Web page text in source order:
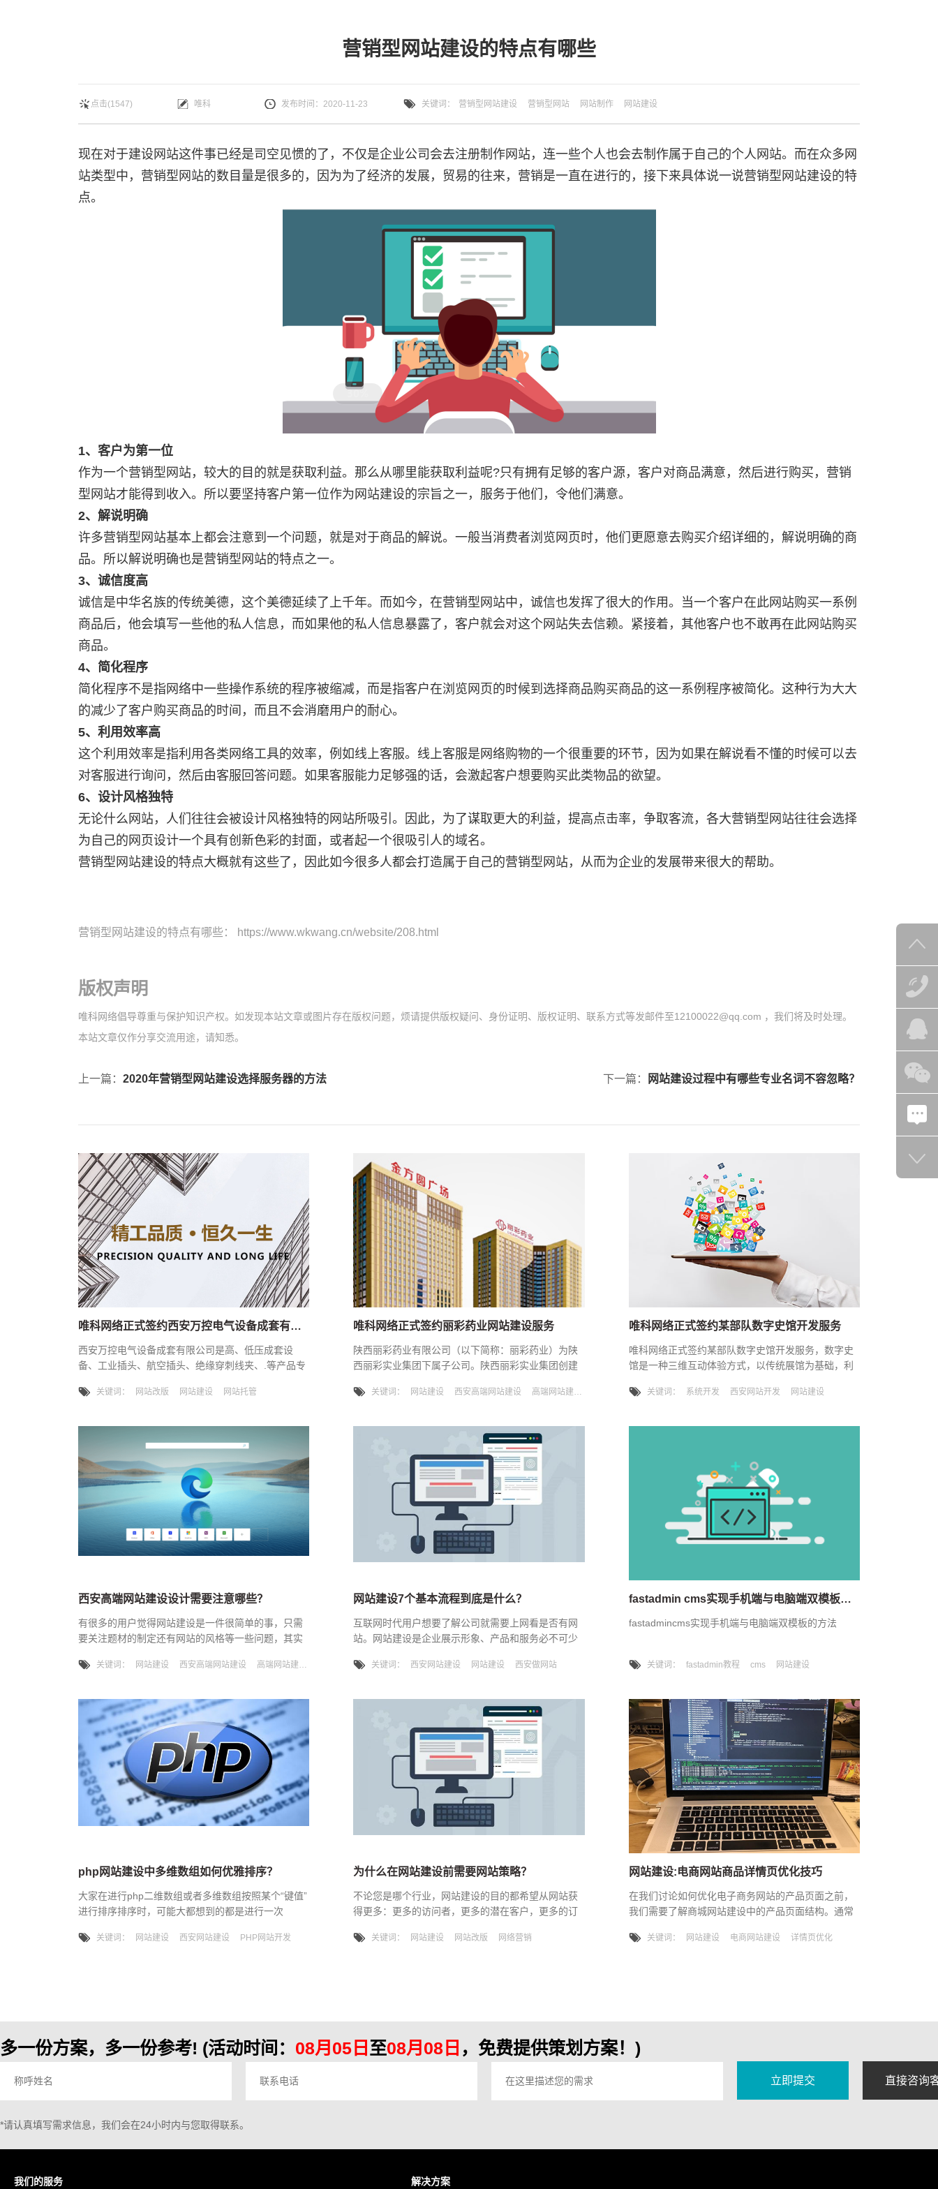
营销型网站建设的特点有哪些
点击(1547) 唯科 发布时间：2020-11-23 关键词： 营销型网站建设 营销型网站 网站制作 网站建设
现在对于建设网站这件事已经是司空见惯的了，不仅是企业公司会去注册制作网站，连一些个人也会去制作属于自己的个人网站。而在众多网
站类型中，营销型网站的数目量是很多的，因为为了经济的发展，贸易的往来，营销是一直在进行的，接下来具体说一说营销型 网站建设的特
点。
1、客户为第一位
作为一个营销型网站，较大的目的就是获取利益。那么从哪里能获取利益呢?只有拥有足够的客户源，客户对商品满意，然后进行购买，营销
型网站才能得到收入。所以要坚持客户第一位作为 网站建设的宗旨之一，服务于他们，令他们满意。
2、解说明确
许多营销型网站基本上都会注意到一个问题，就是对于商品的解说。一般当消费者浏览网页时，他们更愿意去购买介绍详细的，解说明确的商
品。所以解说明确也是营销型网站的特点之一。
3、诚信度高
诚信是中华名族的传统美德，这个美德延续了上千年。而如今，在营销型网站中，诚信也发挥了很大的作用。当一个客户在此网站购买一系例
商品后，他会填写一些他的私人信息，而如果他的私人信息暴露了，客户就会对这个网站失去信赖。紧接着，其他客户也不敢再在此网站购买
商品。
4、简化程序
简化程序不是指网络中一些操作系统的程序被缩减，而是指客户在浏览网页的时候到选择商品购买商品的这一系例程序被简化。这种行为大大
的减少了客户购买商品的时间，而且不会消磨用户的耐心。
5、利用效率高
这个利用效率是指利用各类网络工具的效率，例如线上客服。线上客服是网络购物的一个很重要的环节，因为如果在解说看不懂的时候可以去
对客服进行询问，然后由客服回答问题。如果客服能力足够强的话，会激起客户想要购买此类物品的欲望。
6、设计风格独特
无论什么网站，人们往往会被设计风格独特的网站所吸引。因此，为了谋取更大的利益，提高点击率，争取客流，各大营销型网站往往会选择
为自己的网页设计一个具有创新色彩的封面，或者起一个很吸引人的域名。
营销型网站建设的特点大概就有这些了，因此如今很多人都会打造属于自己的营销型网站，从而为企业的发展带来很大的帮助。
营销型网站建设的特点有哪些 ： https://www.wkwang.cn/website/208.html
版权声明
唯科网络倡导尊重与保护知识产权。如发现本站文章或图片存在版权问题，烦请提供版权疑问、身份证明、版权证明、联系方式等发邮件至12100022@qq.com ，我们将及时处理。
本站文章仅作分享交流用途，请知悉。
上一篇： 2020年营销型网站建设选择服务器的方法 下一篇： 网站建设过程中有哪些专业名词不容忽略？
唯科网络正式签约西安万控电气设备成套有限公司网站改版建设服务
西安万控电气设备成套有限公司是高、低压成套设
备、工业插头、航空插头、绝缘穿刺线夹、.等产品专
系。西安万控电气设备成套有限公司的诚信、实力和
指导和业务洽谈。
关键词： 网站改版 网站建设 网站托管
唯科网络正式签约丽彩药业网站建设服务
陕西丽彩药业有限公司（以下简称：丽彩药业）为陕
西丽彩实业集团下属子公司。陕西丽彩实业集团创建
发为主体，以商业运营、民俗餐饮、酒店管理、医药
格局。截止目前，集团总资产达一百多亿元，旗下独
资、合资企业80余家，从业人员3000余人
关键词： 网站建设 西安高端网站建设 高端网站建设
唯科网络正式签约某部队数字史馆开发服务
唯科网络正式签约某部队数字史馆开发服务，数字史
馆是一种三维互动体验方式，以传统展馆为基础，利
示、宣传与教育活动，突破了传统意义上的时间和空
群体能够在网络平台上真实感受展馆及展品，用在线
关键词： 系统开发 西安网站开发 网站建设
西安高端网站建设设计需要注意哪些？
有很多的用户觉得网站建设是一件很简单的事，只需
要关注题材的制定还有网站的风格等一些问题，其实
微小的细节其实会对网站造成很大的影响，那么我们
关键词： 网站建设 西安高端网站建设 高端网站建设
网站建设7个基本流程到底是什么？
互联网时代用户想要了解公司就需要上网看是否有网
站。网站建设是企业展示形象、产品和服务必不可少
意义上说的网站建设7个基本流程到底是什么？
关键词： 西安网站建设 网站建设 西安做网站
fastadmin cms实现手机端与电脑端双模板的方法与详细教程
fastadmincms实现手机端与电脑端双模板的方法
关键词： fastadmin教程 cms 网站建设
php网站建设中多维数组如何优雅排序？
大家在进行php二维数组或者多维数组按照某个“键值”
进行排序排序时，可能大都想到的都是进行一次
络教您一个简单的函数，优雅的进行多维数组排序
关键词： 网站建设 西安网站建设 PHP网站开发
为什么在网站建设前需要网站策略？
不论您是哪个行业，网站建设的目的都希望从网站获
得更多：更多的访问者，更多的潜在客户，更多的订
论哪种方式，您在网站建设前都需要完整的网站策
关键词： 网站建设 网站改版 网络营销
网站建设:电商网站商品详情页优化技巧
在我们讨论如何优化电子商务网站的产品页面之前，
我们需要了解商城网站建设中的产品页面结构。通常
信息等几个方面。下面唯科网就和大家一起来分析一
关键词： 网站建设 电商网站建设 详情页优化
多一份方案，多一份参考! (活动时间： 08月05日 至08月08日 ，免费提供策划方案！)
*请认真填写需求信息，我们会在24小时内与您取得联系。
我们的服务 解决方案